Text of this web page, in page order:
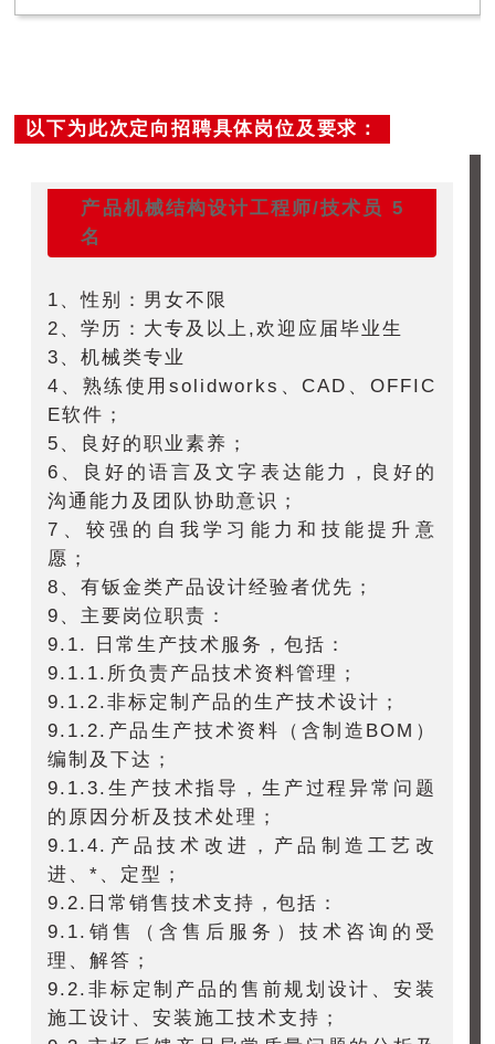
以下为此次定向招聘具体岗位及要求：
产品机械结构设计工程师/技术员 5
名
1、性别：男女不限
2、学历：大专及以上,欢迎应届毕业生
3、机械类专业
4、熟练使用solidworks、CAD、OFFIC
E软件；
5、良好的职业素养；
6、良好的语言及文字表达能力，良好的
沟通能力及团队协助意识；
7、较强的自我学习能力和技能提升意
愿；
8、有钣金类产品设计经验者优先；
9、主要岗位职责：
9.1. 日常生产技术服务，包括：
9.1.1.所负责产品技术资料管理；
9.1.2.非标定制产品的生产技术设计；
9.1.2.产品生产技术资料（含制造BOM）
编制及下达；
9.1.3.生产技术指导，生产过程异常问题
的原因分析及技术处理；
9.1.4.产品技术改进，产品制造工艺改
进、*、定型；
9.2.日常销售技术支持，包括：
9.1.销售（含售后服务）技术咨询的受
理、解答；
9.2.非标定制产品的售前规划设计、安装
施工设计、安装施工技术支持；